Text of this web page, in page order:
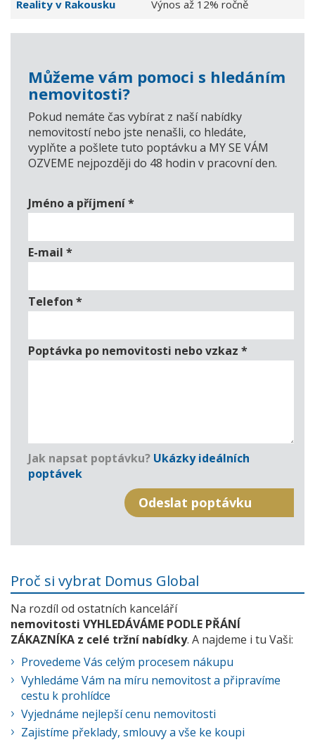
Reality v Rakousku Výnos až 12% ročně
Můžeme vám pomoci s hledáním
nemovitosti?
Pokud nemáte čas vybírat z naší nabídky
nemovitostí nebo jste nenašli, co hledáte,
vyplňte a pošlete tuto poptávku a MY SE VÁM
OZVEME nejpozději do 48 hodin v pracovní den.
Jméno a příjmení*
E-mail *
Telefon *
Poptávka po nemovitosti nebo vzkaz *
Jak napsat poptávku? Ukázky ideálních
poptávek
Proč si vybrat Domus Global
Na rozdíl od ostatních kanceláří
nemovitosti VYHLEDÁVÁME PODLE PŘÁNÍ
ZÁKAZNÍKA z celé tržní nabídky. A najdeme i tu Vaši:
Provedeme Vás celým procesem nákupu
Vyhledáme Vám na míru nemovitost a připravíme
cestu k prohlídce
Vyjednáme nejlepší cenu nemovitosti
Zajistíme překlady, smlouvy a vše ke koupi